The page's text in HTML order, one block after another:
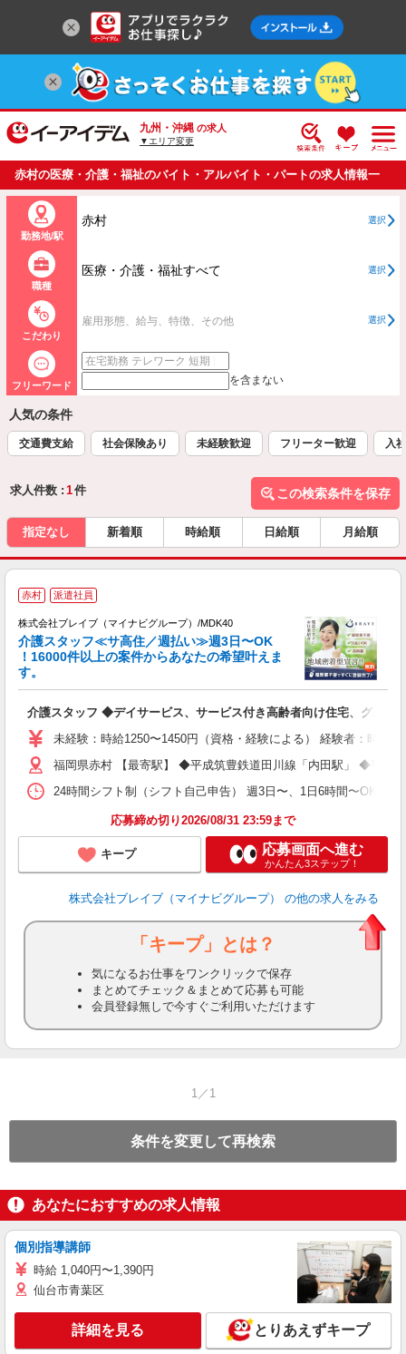
九州・沖縄 の求人
▼エリア変更
赤村の医療・介護・福祉のバイト・アルバイト・パートの求人情報一
覧
勤務地/駅
赤村 選択
職種
医療・介護・福祉すべて 選択
こだわり
雇用形態、給与、特徴、その他 選択
フリーワード を含まない
人気の条件
交通費支給 社会保険あり 未経験歓迎 フリーター歓迎 入
求人件数 : 1件 この検索条件を保存
指定なし 新着順 時給順 日給順 月給順
赤村 派遣社員
株式会社ブレイブ（マイナビグループ）/MDK40
介護スタッフ≪サ高住／週払い≫週3日〜OK
！16000件以上の案件からあなたの希望叶えま
す。
介護スタッフ ◆デイサービス、サービス付き高齢者向け住宅、グルー
未経験：時給1250〜1450円（資格・経験による） 経験者：時
福岡県赤村 【最寄駅】 ◆平成筑豊鉄道田川線「内田駅」 ◆平成
24時間シフト制（シフト自己申告） 週3日〜、1日6時間〜OK 【
応募締め切り2026/08/31 23:59まで
キープ 応募画面へ進む
かんたん3ステップ！
株式会社ブレイブ（マイナビグループ） の他の求人をみる
「キープ」とは？
気になるお仕事をワンクリックで保存
まとめてチェック＆まとめて応募も可能
会員登録無しで今すぐご利用いただけます
1／1
条件を変更して再検索
あなたにおすすめの求人情報
個別指導講師
時給 1,040円〜1,390円
仙台市青葉区
詳細を見る とりあえずキープ